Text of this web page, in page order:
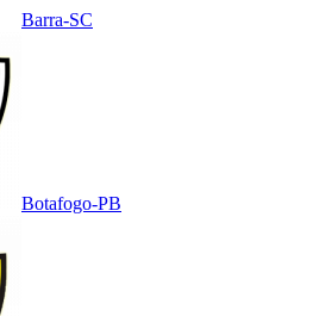
Barra-SC
Botafogo-PB